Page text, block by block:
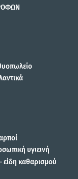
υγιεινή
είδη καθαρισμού